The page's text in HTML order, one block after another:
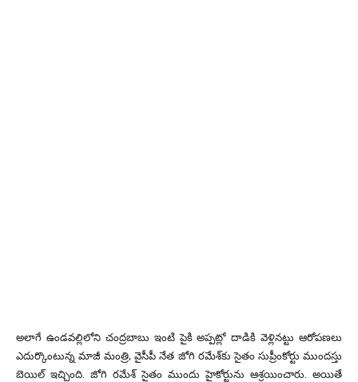
అలాగే ఉండవల్లిలోని చంద్రబాబు ఇంటి పైకి అప్పట్లో దాడికి వెళ్లినట్టు ఆరోపణలు
ఎదుర్కొంటున్న మాజీ మంత్రి, వైసీపీ నేత జోగి రమేశ్‌కు సైతం సుప్రీంకోర్టు ముందస్తు
బెయిల్‌ ఇచ్చింది. జోగి రమేశ్ సైతం ముందు హైకోర్టును ఆశ్రయించారు. అయితే